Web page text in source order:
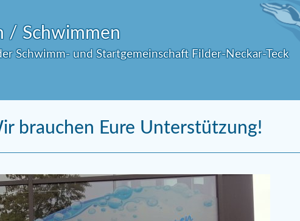
/ Schwimmen
Schwimm- und Startgemeinschaft Filder-Neckar-Teck
brauchen Eure Unterstützung!